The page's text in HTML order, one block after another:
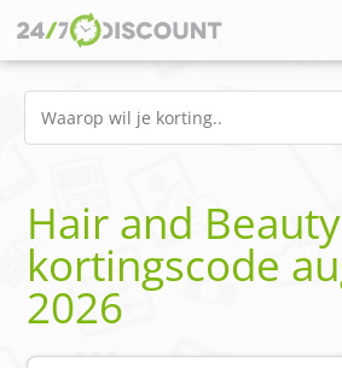
Hair and
kortingscode
2026